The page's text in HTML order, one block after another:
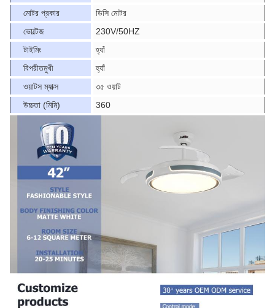
মোটর প্রকার
ডিসি মোটর
ভোল্টেজ
230V/50HZ
টাইমিং
হ্যাঁ
বিপরীতমুখী
হ্যাঁ
ওয়াটস ম্যাক্স
৩৫ ওয়াট
উচ্চতা (মিমি)
360